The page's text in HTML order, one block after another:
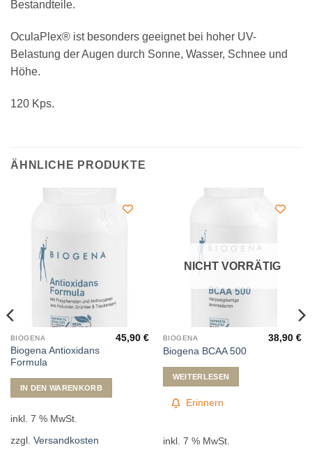
Bestandteile.
OculaPlex® ist besonders geeignet bei hoher UV-
Belastung der Augen durch Sonne, Wasser, Schnee und
Höhe.
120 Kps.
ÄHNLICHE PRODUKTE
BIOGENA
Biogena Antioxidans
Formula
45,90€
IN DEN WARENKORB
inkl. 7 % MwSt.
zzgl. Versandkosten
NICHT VORRÄTIG
BIOGENA
Biogena BCAA 500
38,90€
WEITERLESEN
Erinnern
inkl. 7 % MwSt.